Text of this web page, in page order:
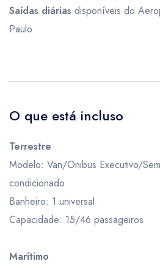
Saídas diárias disponíveis do
Paulo
O que está incluso
Terrestre
Modelo: Van/Onibus Executivo/
condicionado
Banheiro: 1 universal
Capacidade: 15/46 passageiros
Marítimo